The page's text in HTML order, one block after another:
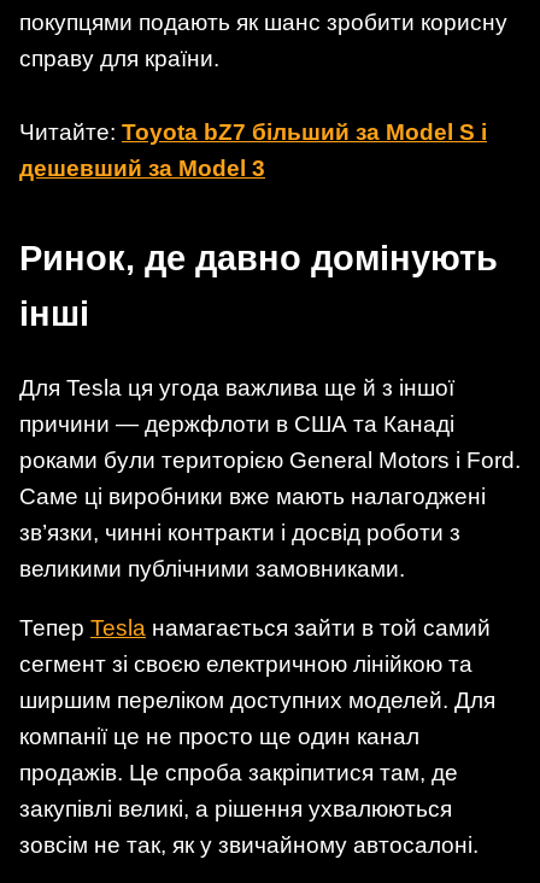
покупцями подають як шанс зробити корисну
справу для країни.
Читайте: Toyota bZ7 більший за Model S і
дешевший за Model 3
Ринок, де давно домінують
інші
Для Tesla ця угода важлива ще й з іншої
причини — держфлоти в США та Канаді
роками були територією General Motors і Ford.
Саме ці виробники вже мають налагоджені
зв’язки, чинні контракти і досвід роботи з
великими публічними замовниками.
Тепер Tesla намагається зайти в той самий
сегмент зі своєю електричною лінійкою та
ширшим переліком доступних моделей. Для
компанії це не просто ще один канал
продажів. Це спроба закріпитися там, де
закупівлі великі, а рішення ухвалюються
зовсім не так, як у звичайному автосалоні.